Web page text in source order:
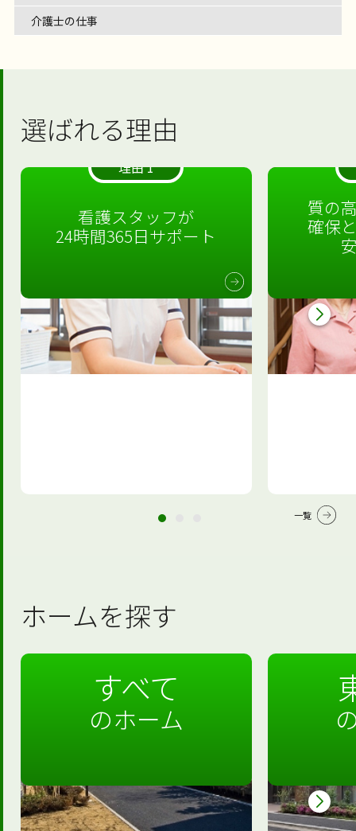
介護士の仕事
選ばれる理由
理由 1
看護スタッフが
24時間365日サポート
質の
確保
一覧
ホームを探す
すべて
のホーム